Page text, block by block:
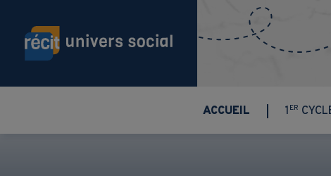
ACCUEIL 1 ER